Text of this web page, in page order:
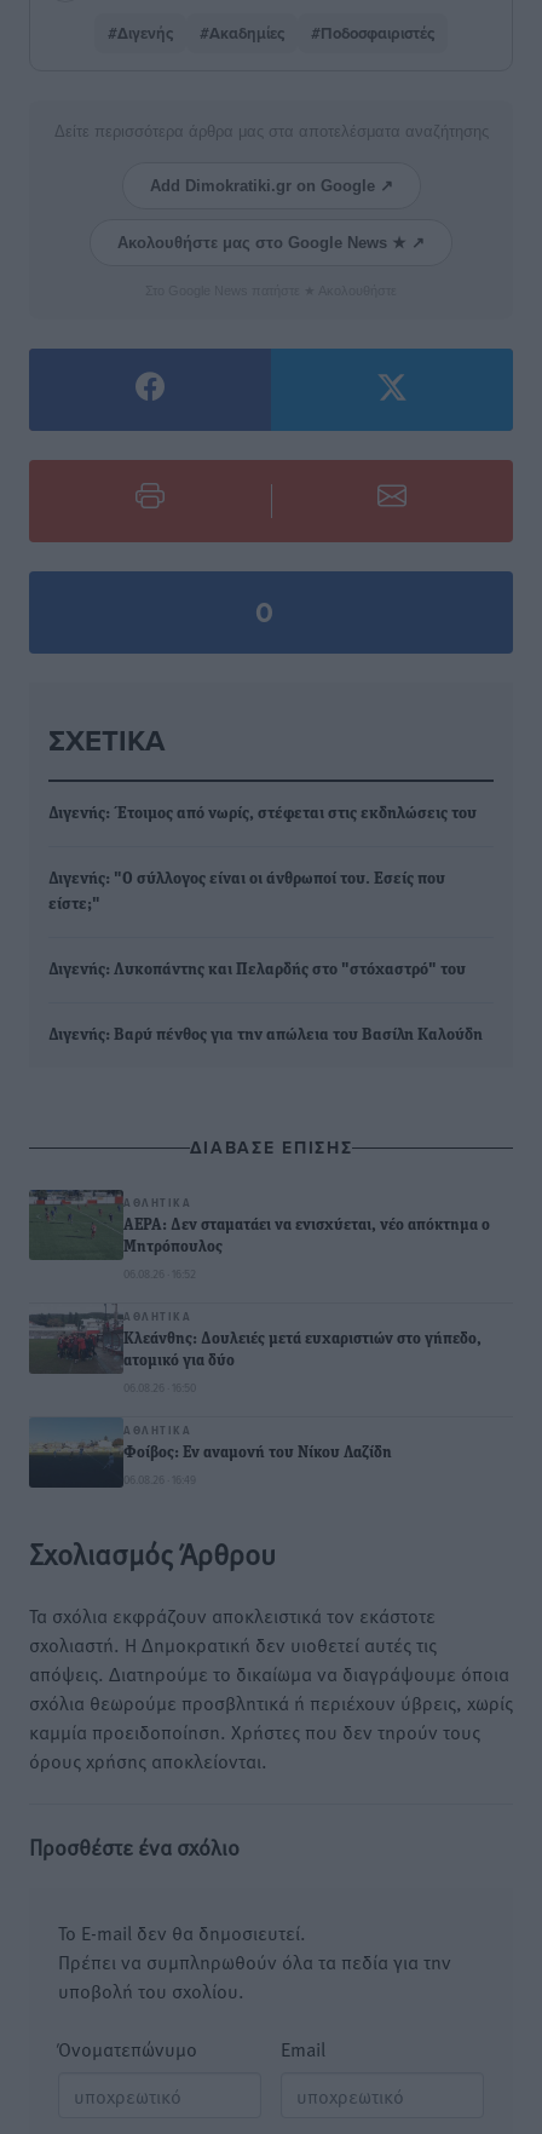
#Διγενής #Ακαδημίες #Ποδοσφαιριστές
Δείτε περισσότερα άρθρα μας στα αποτελέσματα αναζήτησης
Add Dimokratiki.gr on Google ↗
Ακολουθήστε μας στο Google News ★ ↗
0
ΣΧΕΤΙΚΆ
Διγενής: Έτοιμος από νωρίς, στέφεται στις εκδηλώσεις του
Διγενής: "Ο σύλλογος είναι οι άνθρωποί του. Εσείς που
είστε;"
Διγενής: Λυκοπάντης και Πελαρδής στο "στόχαστρό" του
Διγενής: Βαρύ πένθος για την απώλεια του Βασίλη Καλούδη
ΔΙΑΒΑΣΕ ΕΠΙΣΗΣ
ΑΘΛΗΤΙΚΆ
ΑΕΡΑ: Δεν σταματάει να ενισχύεται, νέο απόκτημα ο
Μητρόπουλος
06.08.26 · 16:52
ΑΘΛΗΤΙΚΆ
Κλεάνθης: Δουλειές μετά ευχαριστιών στο γήπεδο,
ατομικό για δύο
06.08.26 · 16:50
ΑΘΛΗΤΙΚΆ
Φοίβος: Εν αναμονή του Νίκου Λαζίδη
06.08.26 · 16:49
Σχολιασμός Άρθρου
Τα σχόλια εκφράζουν αποκλειστικά τον εκάστοτε
σχολιαστή. Η Δημοκρατική δεν υιοθετεί αυτές τις
απόψεις. Διατηρούμε το δικαίωμα να διαγράψουμε όποια
σχόλια θεωρούμε προσβλητικά ή περιέχουν ύβρεις, χωρίς
καμμία προειδοποίηση. Χρήστες που δεν τηρούν τους
όρους χρήσης αποκλείονται.
Προσθέστε ένα σχόλιο
Το E-mail δεν θα δημοσιευτεί.
Πρέπει να συμπληρωθούν όλα τα πεδία για την
υποβολή του σχολίου.
Όνοματεπώνυμο Email